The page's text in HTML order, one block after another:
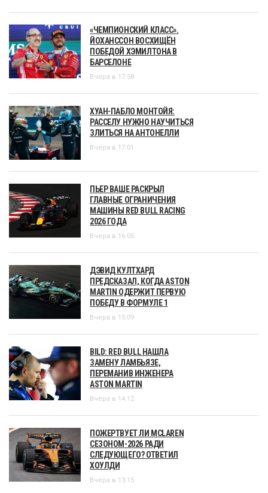
«ЧЕМПИОНСКИЙ КЛАСС».
ЙОХАНССОН ВОСХИЩЁН
ПОБЕДОЙ ХЭМИЛТОНА В
БАРСЕЛОНЕ
Вчера в 17:58
ХУАН-ПАБЛО МОНТОЙЯ:
РАССЕЛУ НУЖНО НАУЧИТЬСЯ
ЗЛИТЬСЯ НА АНТОНЕЛЛИ
Вчера в 17:01
ПЬЕР ВАШЕ РАСКРЫЛ
ГЛАВНЫЕ ОГРАНИЧЕНИЯ
МАШИНЫ RED BULL RACING
2026 ГОДА
Вчера в 16:05
ДЭВИД КУЛТХАРД
ПРЕДСКАЗАЛ, КОГДА ASTON
MARTIN ОДЕРЖИТ ПЕРВУЮ
ПОБЕДУ В ФОРМУЛЕ 1
Вчера в 15:09
BILD: RED BULL НАШЛА
ЗАМЕНУ ЛАМБЬЯЗЕ,
ПЕРЕМАНИВ ИНЖЕНЕРА
ASTON MARTIN
Вчера в 14:12
ПОЖЕРТВУЕТ ЛИ MCLAREN
СЕЗОНОМ-2026 РАДИ
СЛЕДУЮЩЕГО? ОТВЕТИЛ
ХОУЛДИ
Вчера в 13:15